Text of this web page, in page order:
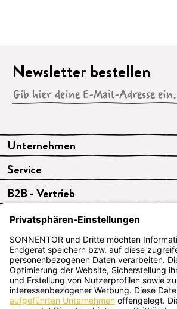
Unternehmen
Service
B2B - Vertrieb
Newsletter bestellen
Deutsch
SONNENTOR